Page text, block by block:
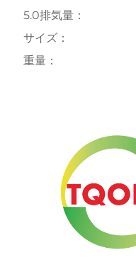
5.0排気量：
サイズ：
重量：